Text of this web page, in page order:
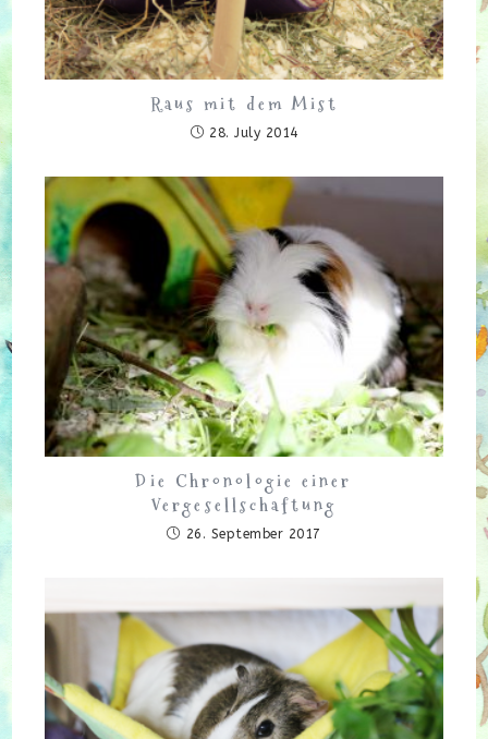
Raus mit dem Mist
28. July 2014
Die Chronologie einer
Vergesellschaftung
26. September 2017